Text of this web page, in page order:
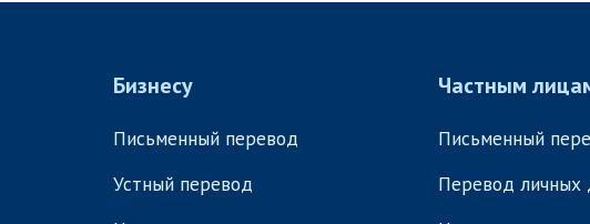
Бизнесу
Письменный перевод
Устный перевод
Частным
Письменный
Перевод личных